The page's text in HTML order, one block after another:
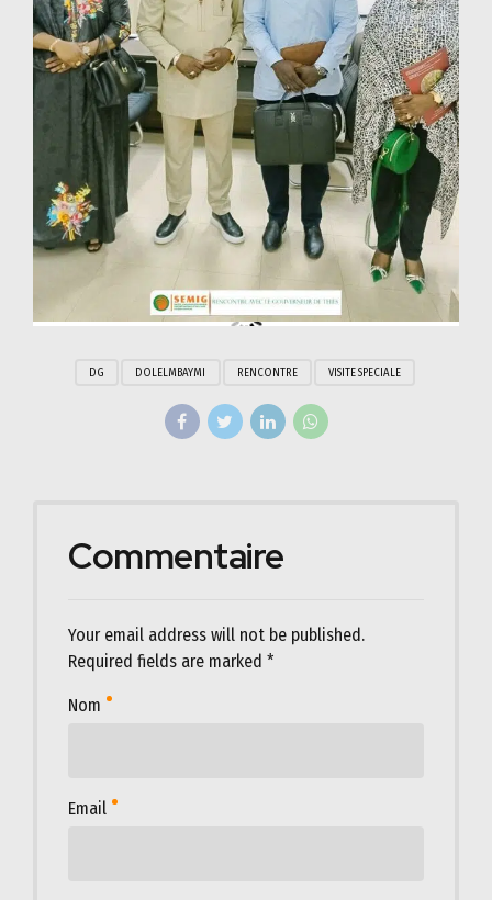
DG DOLELMBAYMI RENCONTRE VISITE SPECIALE
Commentaire
Your email address will not be published.
Required fields are marked *
Nom
Email